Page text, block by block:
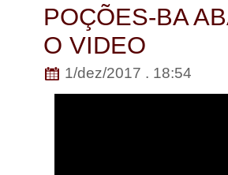
POÇÕES-BA
O VIDEO
1/dez/2017 . 18:54